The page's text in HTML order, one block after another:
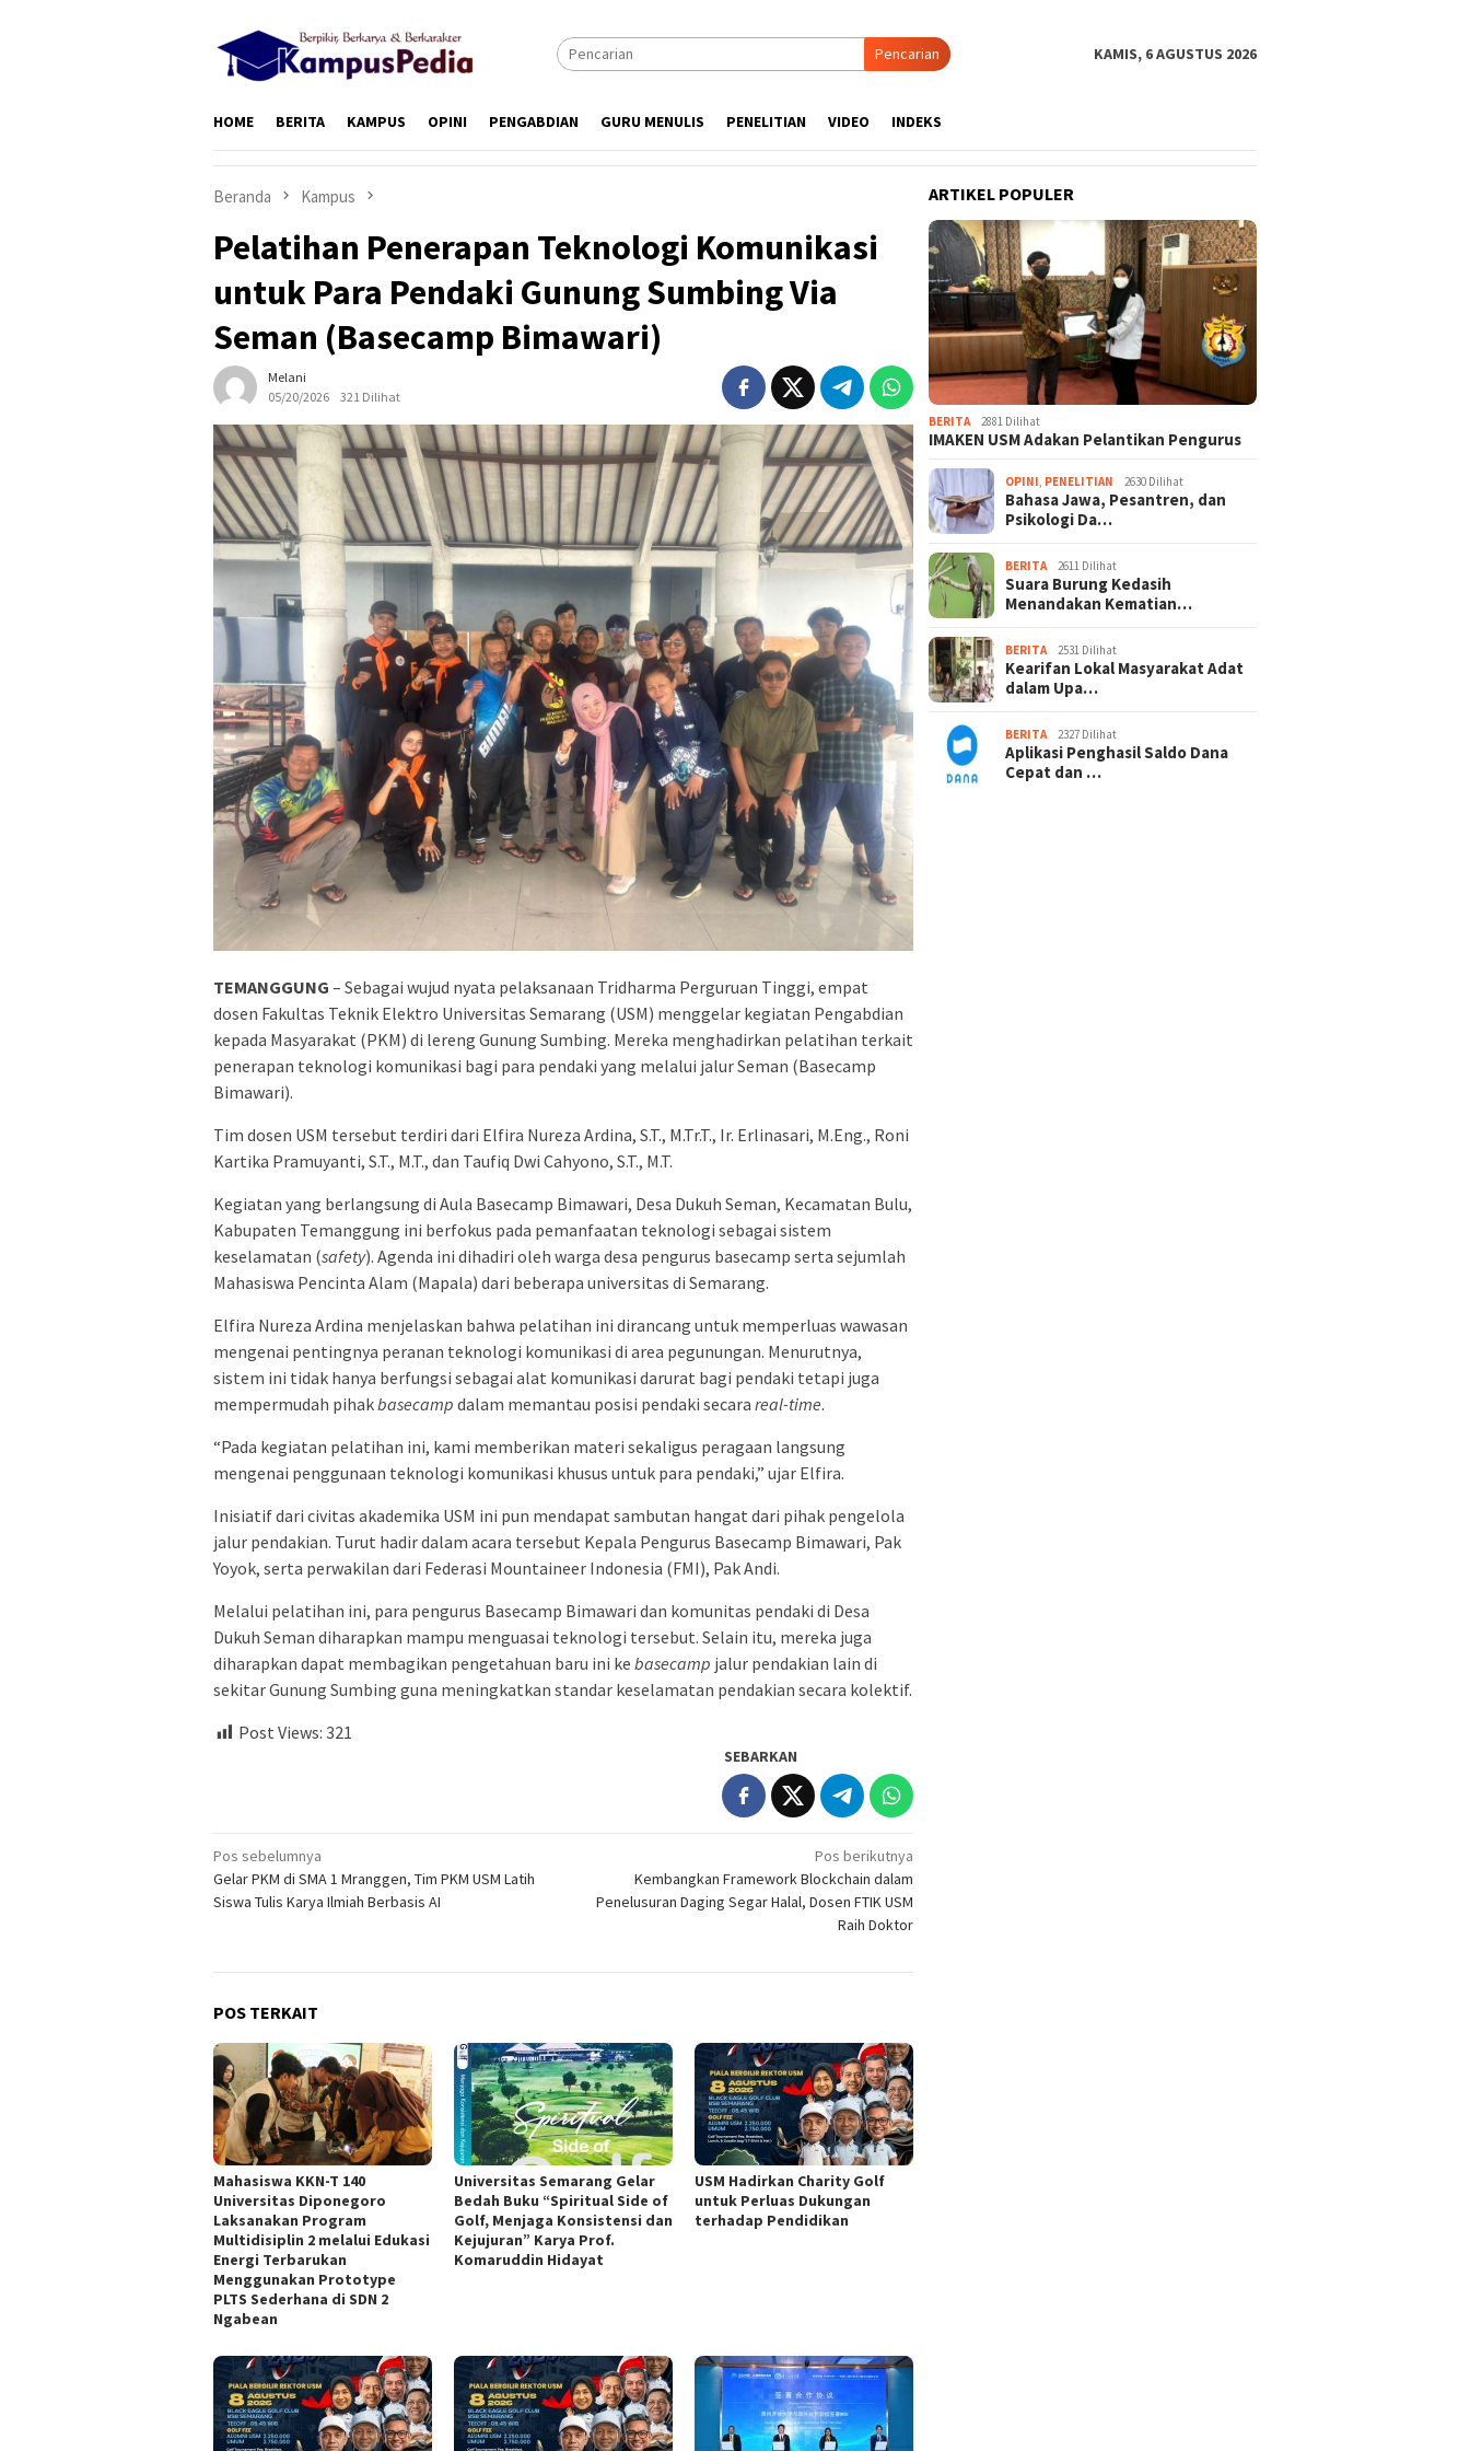
Pencarian KAMIS, 6 AGUSTUS 2026
HOME BERITA KAMPUS OPINI PENGABDIAN GURU MENULIS PENELITIAN VIDEO INDEKS
Beranda Kampus
Pelatihan Penerapan Teknologi Komunikasi
untuk Para Pendaki Gunung Sumbing Via
Seman (Basecamp Bimawari)
Melani
05/20/2026
321 Dilihat
TEMANGGUNG – Sebagai wujud nyata pelaksanaan Tridharma Perguruan Tinggi, empat
dosen Fakultas Teknik Elektro Universitas Semarang (USM) menggelar kegiatan Pengabdian
kepada Masyarakat (PKM) di lereng Gunung Sumbing. Mereka menghadirkan pelatihan terkait
penerapan teknologi komunikasi bagi para pendaki yang melalui jalur Seman (Basecamp
Bimawari).
Tim dosen USM tersebut terdiri dari Elfira Nureza Ardina, S.T., M.Tr.T., Ir. Erlinasari, M.Eng., Roni
Kartika Pramuyanti, S.T., M.T., dan Taufiq Dwi Cahyono, S.T., M.T.
Kegiatan yang berlangsung di Aula Basecamp Bimawari, Desa Dukuh Seman, Kecamatan Bulu,
Kabupaten Temanggung ini berfokus pada pemanfaatan teknologi sebagai sistem
keselamatan (safety). Agenda ini dihadiri oleh warga desa pengurus basecamp serta sejumlah
Mahasiswa Pencinta Alam (Mapala) dari beberapa universitas di Semarang.
Elfira Nureza Ardina menjelaskan bahwa pelatihan ini dirancang untuk memperluas wawasan
mengenai pentingnya peranan teknologi komunikasi di area pegunungan. Menurutnya,
sistem ini tidak hanya berfungsi sebagai alat komunikasi darurat bagi pendaki tetapi juga
mempermudah pihakbasecamp dalam memantau posisi pendaki secara real-time.
“Pada kegiatan pelatihan ini, kami memberikan materi sekaligus peragaan langsung
mengenai penggunaan teknologi komunikasi khusus untuk para pendaki,” ujar Elfira.
Inisiatif dari civitas akademika USM ini pun mendapat sambutan hangat dari pihak pengelola
jalur pendakian. Turut hadir dalam acara tersebut Kepala Pengurus Basecamp Bimawari, Pak
Yoyok, serta perwakilan dari Federasi Mountaineer Indonesia (FMI), Pak Andi.
Melalui pelatihan ini, para pengurus Basecamp Bimawari dan komunitas pendaki di Desa
Dukuh Seman diharapkan mampu menguasai teknologi tersebut. Selain itu, mereka juga
diharapkan dapat membagikan pengetahuan baru ini ke basecamp jalur pendakian lain di
sekitar Gunung Sumbing guna meningkatkan standar keselamatan pendakian secara kolektif.
Post Views: 321
SEBARKAN
Navigasi
pos
Pos sebelumnya
Gelar PKM di SMA 1 Mranggen, Tim PKM USM Latih
Siswa Tulis Karya Ilmiah Berbasis AI
Pos berikutnya
Kembangkan Framework Blockchain dalam
Penelusuran Daging Segar Halal, Dosen FTIK USM
Raih Doktor
POS TERKAIT
Mahasiswa KKN-T 140
Universitas Diponegoro
Laksanakan Program
Multidisiplin 2 melalui Edukasi
Energi Terbarukan
Menggunakan Prototype
PLTS Sederhana di SDN 2
Ngabean
Universitas Semarang Gelar
Bedah Buku “Spiritual Side of
Golf, Menjaga Konsistensi dan
Kejujuran” Karya Prof.
Komaruddin Hidayat
USM Hadirkan Charity Golf
untuk Perluas Dukungan
terhadap Pendidikan
ARTIKEL POPULER
BERITA 2881 Dilihat
IMAKEN USM Adakan Pelantikan Pengurus
OPINI PENELITIAN 2630 Dilihat
Bahasa Jawa, Pesantren, dan
Psikologi Da…
BERITA 2611 Dilihat
Suara Burung Kedasih
Menandakan Kematian…
BERITA 2531 Dilihat
Kearifan Lokal Masyarakat Adat
dalam Upa…
BERITA 2327 Dilihat
Aplikasi Penghasil Saldo Dana
Cepat dan …